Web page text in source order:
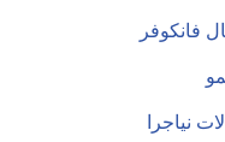
فانكوفر
نياجرا